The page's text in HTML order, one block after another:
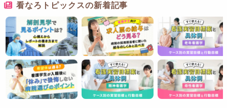
看なろトピックスの新着記事